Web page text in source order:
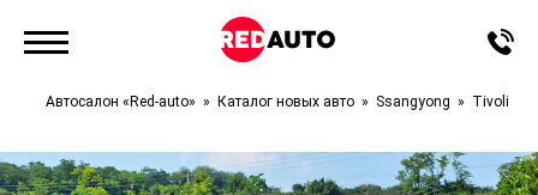
Автосалон «Red-auto» Каталог новых авто Ssangyong Tivoli